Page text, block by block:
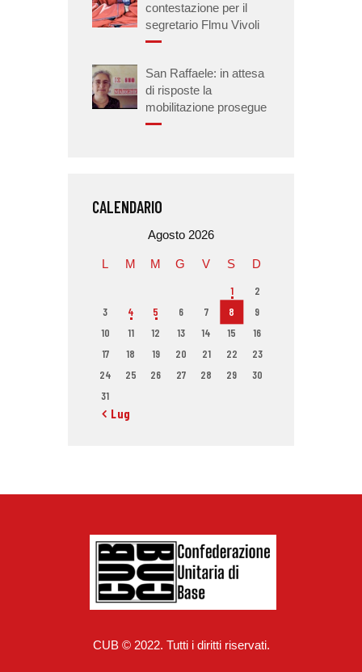
contestazione per il
segretario Flmu Vivoli
San Raffaele: in attesa
di risposte la
mobilitazione prosegue
CALENDARIO
Agosto 2026
L M M G V S D
1
2
3
4 5 6 7 8
9
10
11 12 13 14 15
16
17
18 19 20 21 22
23
24
25 26 27 28 29
30
31
« Lug
CUB © 2022. Tutti i diritti riservati.